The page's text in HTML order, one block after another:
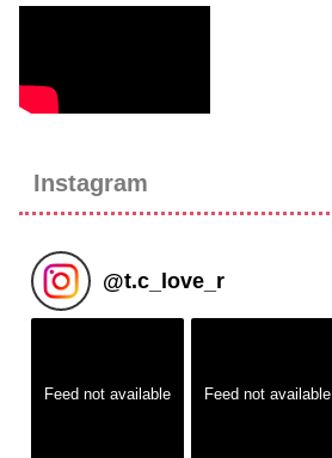
Instagram
@t.c_love_r
Feed not available Feed not available